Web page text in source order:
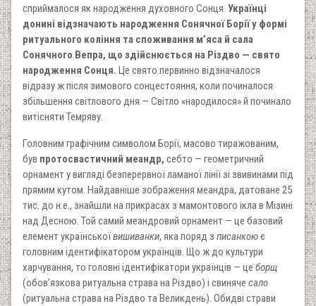
сприймалося як народження духовного Сонця. Українці
донині відзначають народження Сонячної Борії у формі
ритуального коління та споживання м’яса й сала
Сонячного Вепра, що здійснюється на Різдво — свято
народження Сонця. Це свято первинно відзначалося
відразу ж після зимового сонцестояння, коли починалося
збільшення світлового дня — Світло «народилося» й починало
витісняти Темряву.
Головним графічним символом Борії, масово тиражованим,
був протосвастичний меандр, себто — геометричний
орнамент у вигляді безперервної ламаної лінії зі звивинами під
прямим кутом. Найдавніше зображення меандра, датоване 25
тис. до н.е., знайшли на прикрасах з мамонтового ікла в Мізині
над Десною. Той самий меандровий орнамент — це базовий
елемент українськоївишиванки, яка поряд з писанкоює
головним ідентифікатором українців. Що ж до культури
харчування, то головні ідентифікатори українців — це борщ
(обов’язкова ритуальна страва на Різдво) і свиняче сало
(ритуальна страва на Різдво та Великдень). Обидві страви